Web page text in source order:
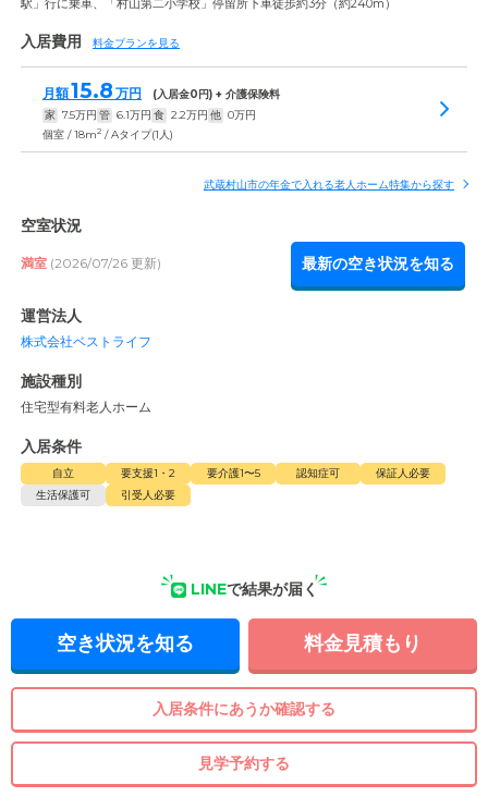
入居費用 料金プランを見る
月額15.8 万円 (入居金0円) + 介護保険料
家 7.5万円 管 6.1万円 食 2.2万円 他 0万円
個室 / 18m2 / Aタイプ(1人)
武蔵村山市の年金で入れる老人ホーム特集から探す
空室状況
満室 (2026/07/26 更新) 最新の空き状況を知る
運営法人
株式会社ベストライフ
施設種別
住宅型有料老人ホーム
入居条件
自立 要支援1・2 要介護1〜5 認知症可
保証人必要
生活保護可
引受人必要
LINEで結果が届く
空き状況を知る 料金見積もり
入居条件にあうか確認する
見学予約する